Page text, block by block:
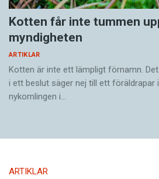
Kotten får inte tummen
myndigheten
ARTIKLAR
Kotten är inte ett lämpligt förnamn.
i ett beslut säger nej till ett föräldra­par
nykomlingen i…
ARTIKLAR